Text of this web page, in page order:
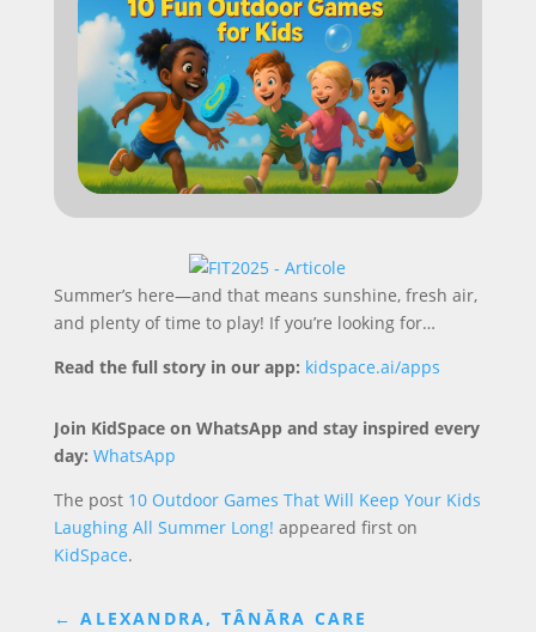
Summer’s here—and that means sunshine, fresh air,
and plenty of time to play! If you’re looking for…
Read the full story in our app: kidspace.ai/apps
Join KidSpace on WhatsApp and stay inspired every
day: WhatsApp
The post 10 Outdoor Games That Will Keep Your Kids
Laughing All Summer Long! appeared first on
KidSpace.
←ALEXANDRA, TÂNĂRA CARE